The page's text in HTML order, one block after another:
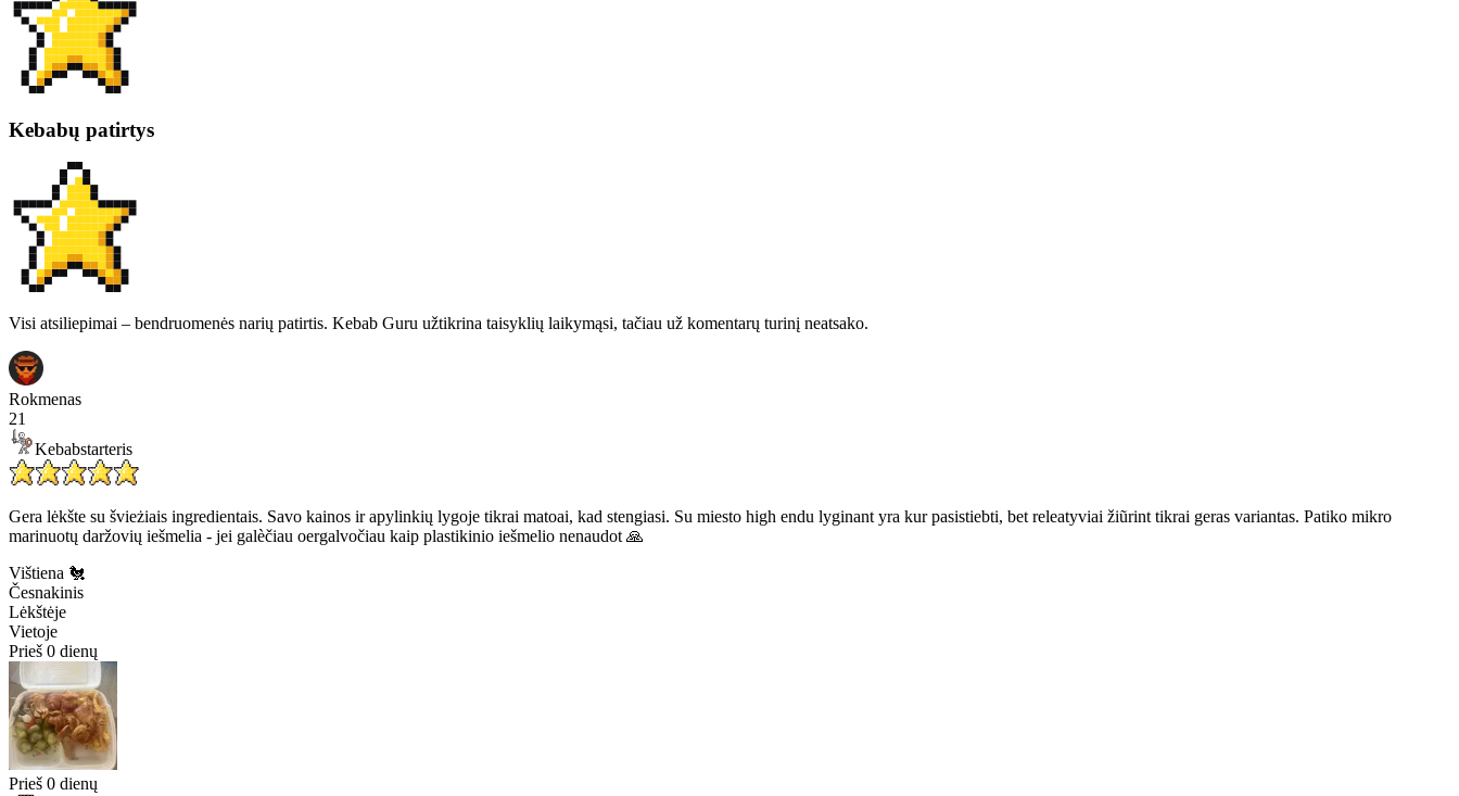
Kebabų patirtys
Visi atsiliepimai – bendruomenės narių patirtis. Kebab Guru užtikrina taisyklių laikymąsi, tačiau už komentarų turinį neatsako.
Rokmenas
21
Kebabstarteris
Gera lėkšte su švieżiais ingredientais. Savo kainos ir apylinkių lygoje tikrai matoai, kad stengiasi. Su miesto high endu lyginant yra kur pasistiebti, bet releatyviai žiũrint tikrai geras variantas. Patiko mikro
marinuotų daržovių iešmelia - jei galèčiau oergalvočiau kaip plastikinio iešmelio nenaudot 🙏
Vištiena 🐔
Česnakinis
Lėkštėje
Vietoje
Prieš 0 dienų
Prieš 0 dienų